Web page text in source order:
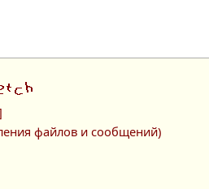
файлов и сообщений)